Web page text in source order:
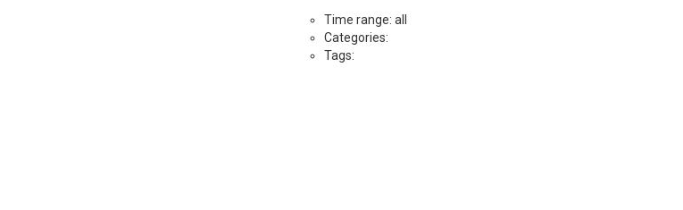
Time range: all
Categories:
Tags: